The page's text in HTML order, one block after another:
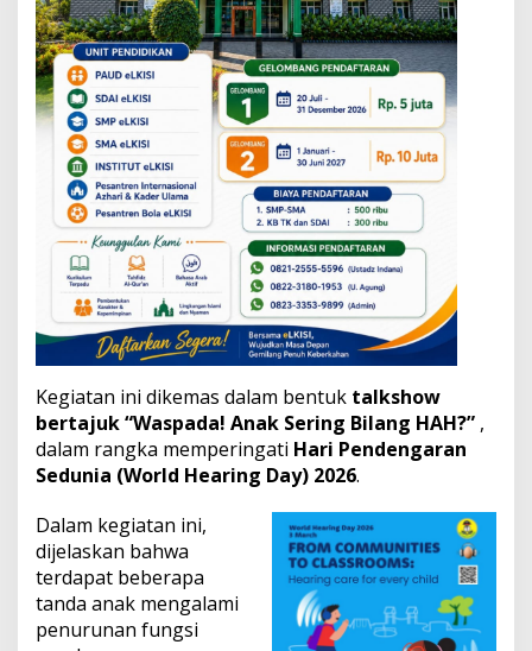
p
a
d
Kegiatan ini dikemas dalam bentuk talkshow
bertajuk “Waspada! Anak Sering Bilang HAH?” ,
dalam rangka memperingati Hari Pendengaran
Sedunia (World Hearing Day) 2026.
Dalam kegiatan ini,
dijelaskan bahwa
terdapat beberapa
tanda anak mengalami
penurunan fungsi